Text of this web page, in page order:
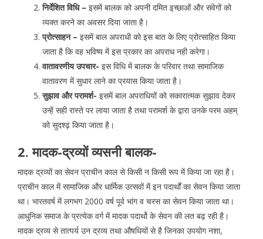
निर्देशित विधि – इसमें बालक को अपनी दमित इच्छाओं और संवेगों को
व्यक्त करने का अवसर दिया जाता है।
प्रोत्साहन – इसमें बाल अपराधी को इस बात के लिए प्रोत्साहित किया
जाता है कि वह भविष्य में इस प्रकार का अपराध नही करेगा।
वातावरणीय उपचार- इस विधि में बालक के परिवार तथा सामाजिक
वातावरण में सुधार लाने का प्रयास किया जाता है।
सुझाव और परामर्श- इसमें बाल अपराधियों को सकारात्मक सुझाव देकर
उन्हें सही रास्ते पर लाया जाता है तथा परामर्श के द्वारा उनके परम अहम्
को सुदश्ढ़ किया जाता है।
2. मादक-द्रव्यों व्यसनी बालक-
मादक द्रव्यों का सेवन प्राचीन काल से किसी न किसी रूप में किया जा रहा है।
प्राचीन काल में सामाजिक और धार्मिक उत्सवों में इन पदार्थों का सेवन किया जाता
था। भारतवर्ष में लगभग 2000 वर्ष पूर्व भांग व चरस का सेवन किया जाता था।
आधुनिक समाज के प्रत्येक वर्ग में मादक पदार्थो के सेवन की लत बढ़ रही है।
मादक द्रव्य से तात्पर्य उन द्रव्य तथा औषधियों से है जिनका उपयोग नशा,